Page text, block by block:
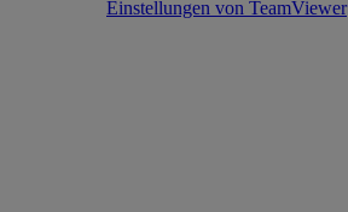
Einstellungen von TeamViewer